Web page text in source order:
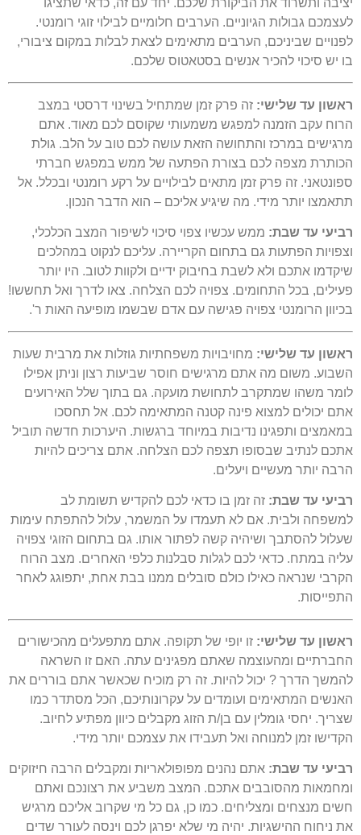
לעצמכם גבולות הגיוניים. הערבים חלומיים לבילוי זוגי רומנטי.
לפנויים שביניכם, הערבים מתאימים לצאת לבלות במקום ציבורי,
בו יש סיכוי להכיר אנשים בסטאטוס שלכם.
ראשון עד שלישי: זה פרק זמן שמתחיל בשינוי דרסטי במצב
הרוח עקב הזמנה למפגש משמעותי שקוסם לכם מאוד. אתם
מרגישים במרכז והתחושה הזאת עושה לכם טוב על הלב. גולת
הכותרת מצפה לכם בצורת הפתעה של ממש במפגש חברתי
ספונטאני. זה פרק זמן מתאים לבילויים על רקע רומנטי ובכלל. אל
תתאמצו יותר מידי. מה שיגיע אליכם – הוא הדבר הנכון.
רביעי עד שבת: ממש עכשיו צפוי סיכוי לשיפור המצב הכלכלי,
וצפויות הפתעות גם בתחום הקריירה. עליכם לנקוט במהלכים
שיקדמו אתכם ולא לשבת בחיבוק ידיים ולקוות לטוב. היו יותר
פעילים, בכל התחומים. צפויה לכם הצלחה. צאו לדרך ואל תחששו!
בכיוון הרומנטי צפויה פגישה עם אדם שבשמו מופיעה האות ר'.
ראשון עד שלישי: מחויבויות משפחתיות גוזלות את מרבית שעות
השבוע. משום מה אתם מרגישים חוסר שביעות רצון וניתן אפילו
לומר משהו שמתקרב לתחושת מועקה. גם בתוך שלל האירועים
אתם יכולים למצוא פינה קטנה המתאימה לכם. אל תחסכו
במאמצים ותפגינו נדיבות במיוחד ברגשות. היערכות חדשה תוביל
אתכם לנתיב שבסופו תצפה לכם הצלחה. אתם צריכים להיות
הרבה יותר מעשיים ויעלים.
רביעי עד שבת: זה זמן בו כדאי לכם להקדיש תשומת לב
למשפחה ולבית. אם לא תעמדו על המשמר, עלול להתפתח עימות
שעלול להסתבך ושיהיה קשה לפתור אותו. גם בתחום הזוגי צפויה
עליה במתח. כדאי לכם לגלות סבלנות כלפי האחרים. מצב הרוח
הקרבי שנראה כאילו כולם סובלים ממנו בבת אחת, יתפוגג לאחר
התפייסות.
ראשון עד שלישי: זו יופי של תקופה. אתם מתפעלים מהכישורים
החברתיים ומהעוצמה שאתם מפגינים עתה. האם זו השראה
להמשך הדרך ? יכול להיות. זה רק מוכיח שכאשר אתם בוררים את
האנשים המתאימים ועומדים על עקרונותיכם, הכל מסתדר כמו
שצריך. יחסי גומלין עם בן/ת הזוג מקבלים כיוון מפתיע לחיוב.
הקדישו זמן למנוחה ואל תעבידו את עצמכם יותר מידי.
רביעי עד שבת: אתם נהנים מפופולאריות ומקבלים הרבה חיזוקים
ומחמאות מהסובבים אתכם. המצב משביע את רצונכם ואתם
חשים מנצחים ומצליחים. כמו כן, גם כל מי שקרוב אליכם מרגיש
את ניחוח ההישגיות. יהיה מי שלא יפרגן לכם וינסה לעורר שדים